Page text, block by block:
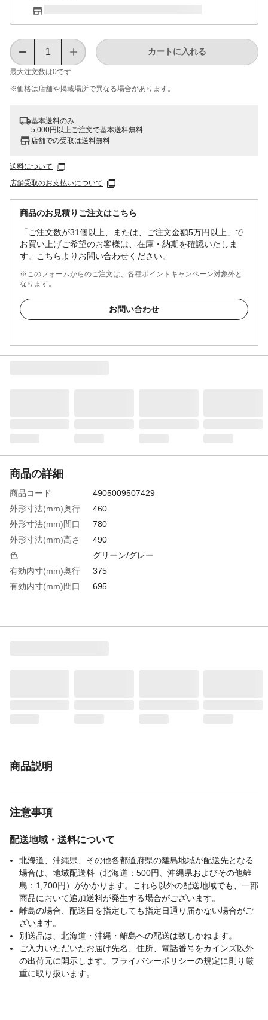
最大注文数は0です
カートに入れる
※価格は​店舗や​掲載場所で​異なる​場合が​あります。
基本送料のみ
5,000円以上ご注文で基本送料無料
店舗での受取は送料無料
送料について
店舗受取のお支払いについて
商品のお見積りご注文はこちら
「ご注文数が31個以上、または、ご注文金額5万円以上」で
お買い上げご希望のお客様は、在庫・納期を確認いたしま
す。こちらよりお問い合わせください。
※このフォームからのご注文は、各種ポイントキャンペーン対象外と
なります。
お問い合わせ
商品の詳細
商品コード
4905009507429
外形寸法(mm)奥行
460
外形寸法(mm)間口
780
外形寸法(mm)高さ
490
色
グリーン/グレー
有効内寸(mm)奥行
375
有効内寸(mm)間口
695
容量(L)
105
商品説明
注意事項
配送地域・送料について
北海道、沖縄県、その他各都道府県の離島地域が配送先となる
場合は、地域配送料（北海道：500円、沖縄県およびその他離
島：1,700円）がかかります。これら以外の配送地域でも、一部
商品において追加送料が発生する場合がございます。
離島の場合、配送日を指定しても指定日通り届かない場合がご
ざいます。
別送品は、北海道・沖縄・離島への配送は致しかねます。
ご入力いただいたお届け先名、住所、電話番号をカインズ以外
の出荷元に開示します。プライバシーポリシーの規定に則り厳
重に取り扱います。